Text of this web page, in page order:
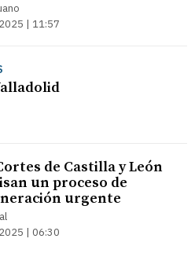
| 11:57
de Castilla y León
un proceso de
urgente
| 06:30